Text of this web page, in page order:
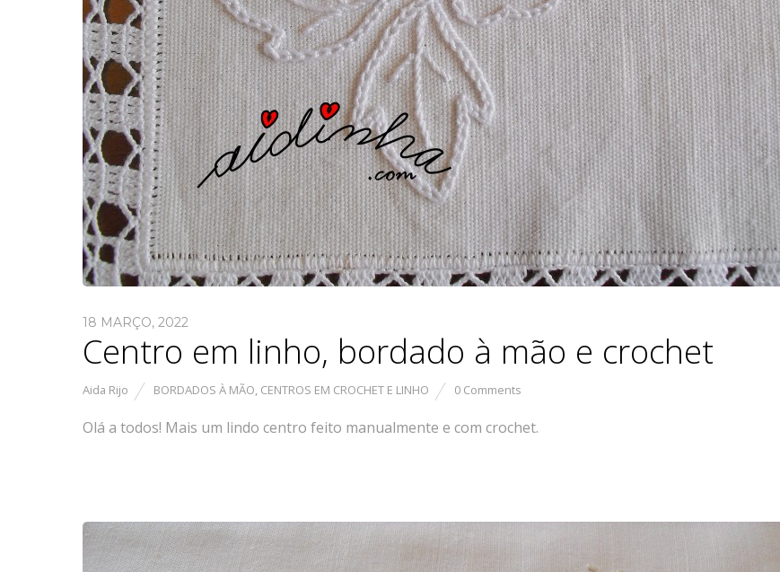
18 MARÇO, 2022
Centro em linho, bordado à mão e crochet
Aida Rijo BORDADOS À MÃO, CENTROS EM CROCHET E LINHO 0 Comments
Olá a todos! Mais um lindo centro feito manualmente e com crochet.